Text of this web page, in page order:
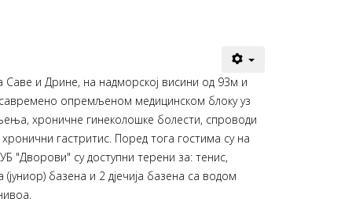
Саве и Дрине, на надморској висини од 93м и
опремљеном медицинском блоку уз
хроничне гинеколошке болести, спроводи
гастритис. Поред тога гостима су на
"Дворови" су доступни терени за: тенис,
базена и 2 дјечија базена са водом